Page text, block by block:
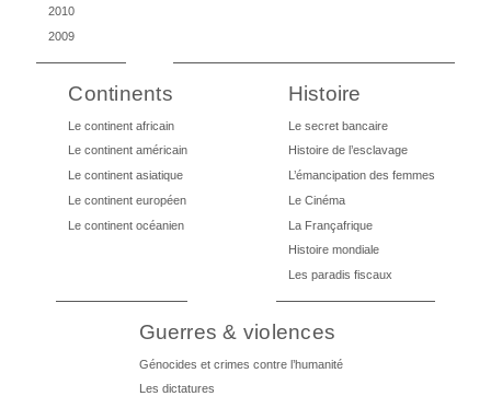
2010
2009
Continents
Le continent africain
Le continent américain
Le continent asiatique
Le continent européen
Le continent océanien
Histoire
Le secret bancaire
Histoire de l’esclavage
L’émancipation des femmes
Le Cinéma
La Françafrique
Histoire mondiale
Les paradis fiscaux
Guerres & violences
Génocides et crimes contre l’humanité
Les dictatures